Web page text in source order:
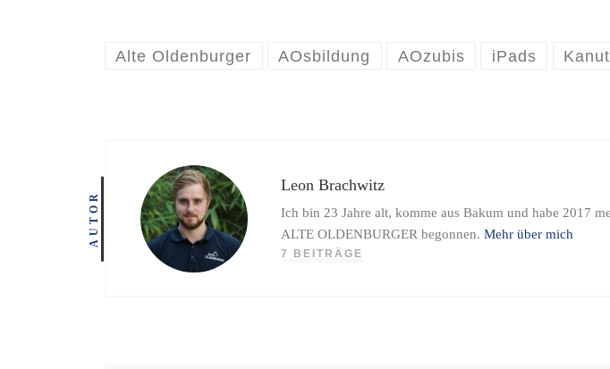
Alte Oldenburger AOsbildung AOzubis iPads
AUTOR
Leon Brachwitz
Ich bin 23 Jahre alt, komme aus Bakum und habe 2017
ALTE OLDENBURGER begonnen. Mehr über mich
7 BEITRÄGE